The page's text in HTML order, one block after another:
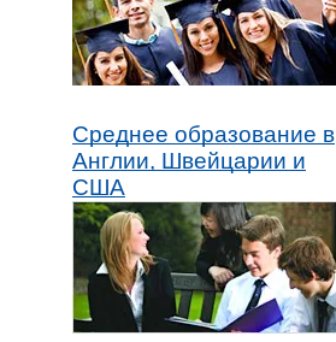
Среднее образование в
Англии, Швейцарии и
США